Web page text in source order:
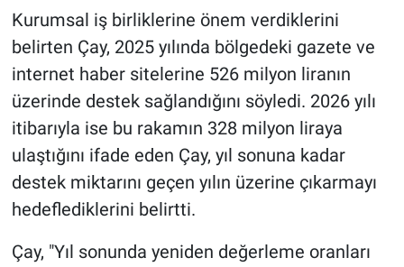
Kurumsal iş birliklerine önem verdiklerini
belirten Çay, 2025 yılında bölgedeki gazete ve
internet haber sitelerine 526 milyon liranın
üzerinde destek sağlandığını söyledi. 2026 yılı
itibarıyla ise bu rakamın 328 milyon liraya
ulaştığını ifade eden Çay, yıl sonuna kadar
destek miktarını geçen yılın üzerine çıkarmayı
hedeflediklerini belirtti.
Çay, "Yıl sonunda yeniden değerleme oranları